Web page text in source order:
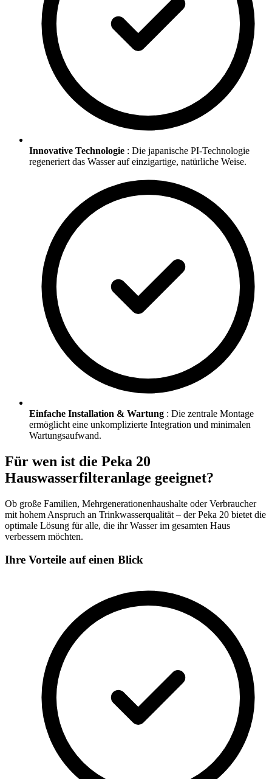
Innovative Technologie : Die japanische PI-Technologie
regeneriert das Wasser auf einzigartige, natürliche Weise.
Einfache Installation & Wartung : Die zentrale Montage
ermöglicht eine unkomplizierte Integration und minimalen
Wartungsaufwand.
Für wen ist die Peka 20
Hauswasserfilteranlage geeignet?
Ob große Familien, Mehrgenerationenhaushalte oder Verbraucher
mit hohem Anspruch an Trinkwasserqualität – der Peka 20 bietet die
optimale Lösung für alle, die ihr Wasser im gesamten Haus
verbessern möchten.
Ihre Vorteile auf einen Blick